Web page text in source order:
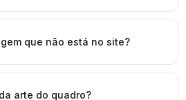
que não está no site?
arte do quadro?